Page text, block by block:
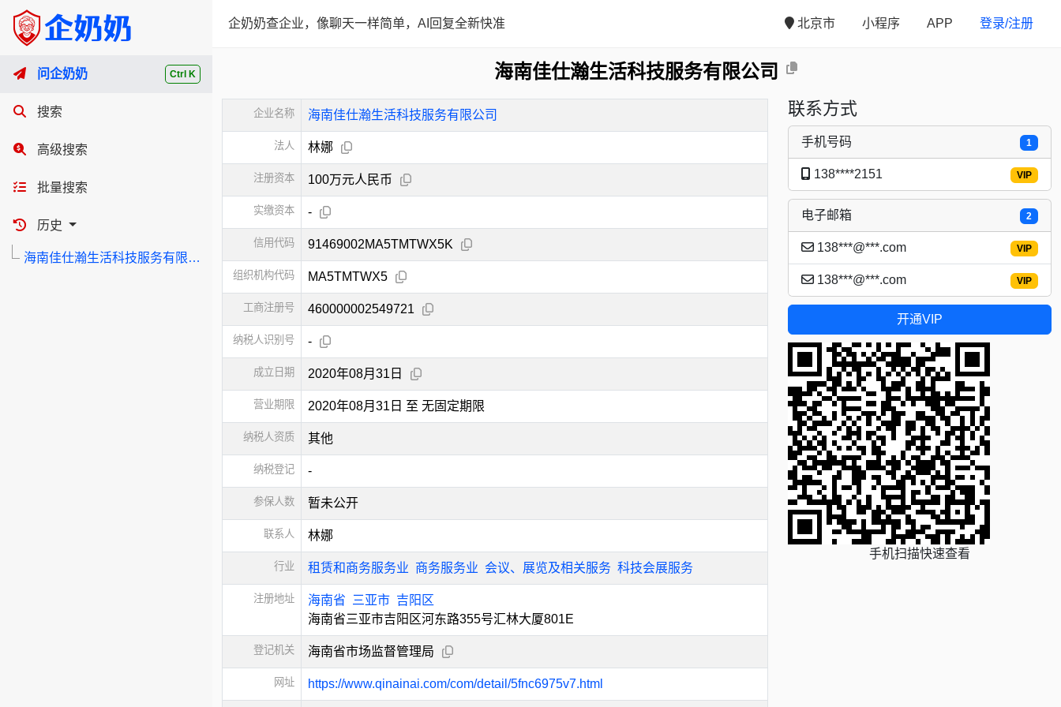
Ctrl K
问企奶奶
搜索
高级搜索
批量搜索
历史
海南佳仕瀚生活科技服务有限公司
企奶奶查企业，像聊天一样简单，AI回复全新快准 北京市 小程序 APP 登录/注册
海南佳仕瀚生活科技服务有限公司
企业名称 海南佳仕瀚生活科技服务有限公司
法人 林娜
注册资本 100万元人民币
实缴资本 -
信用代码 91469002MA5TMTWX5K
组织机构代码 MA5TMTWX5
工商注册号 460000002549721
纳税人识别号 -
成立日期 2020年08月31日
营业期限 2020年08月31日 至 无固定期限
纳税人资质 其他
纳税登记 -
参保人数 暂未公开
联系人 林娜
行业 租赁和商务服务业 商务服务业 会议、展览及相关服务 科技会展服务
注册地址 海南省 三亚市 吉阳区
海南省三亚市吉阳区河东路355号汇林大厦801E
登记机关 海南省市场监督管理局
网址 https://www.qinainai.com/com/detail/5fnc6975v7.html
联系方式
1
手机号码
VIP
138****2151
2
电子邮箱
VIP
138***@***.com
VIP
138***@***.com
开通VIP
手机扫描快速查看